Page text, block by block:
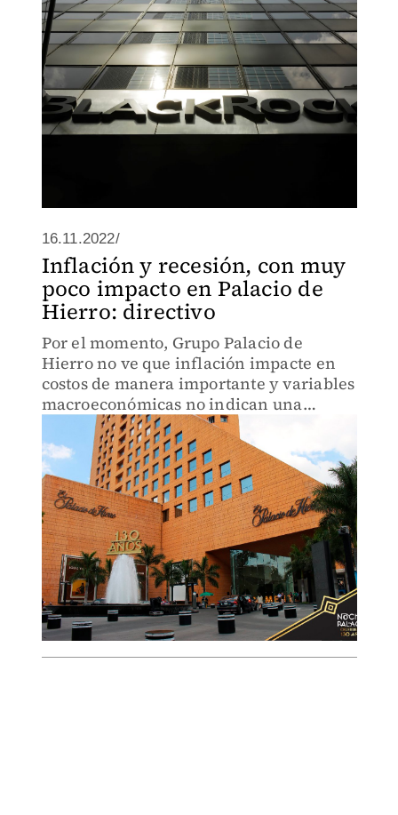
16.11.2022/
Inflación y recesión, con muy
poco impacto en Palacio de
Hierro: directivo
Por el momento, Grupo Palacio de
Hierro no ve que inflación impacte en
costos de manera importante y variables
macroeconómicas no indican una
recesión.